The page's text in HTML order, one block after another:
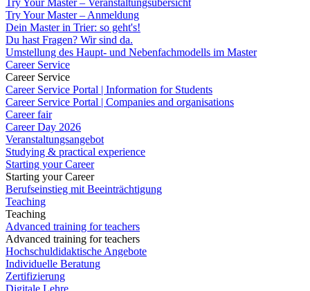
Try Your Master – Veranstaltungsübersicht
Try Your Master – Anmeldung
Dein Master in Trier: so geht's!
Du hast Fragen? Wir sind da.
Umstellung des Haupt- und Nebenfachmodells im Master
Career Service
Career Service
Career Service Portal | Information for Students
Career Service Portal | Companies and organisations
Career fair
Career Day 2026
Veranstaltungsangebot
Studying & practical experience
Starting your Career
Starting your Career
Berufseinstieg mit Beeinträchtigung
Teaching
Teaching
Advanced training for teachers
Advanced training for teachers
Hochschuldidaktische Angebote
Individuelle Beratung
Zertifizierung
Digitale Lehre